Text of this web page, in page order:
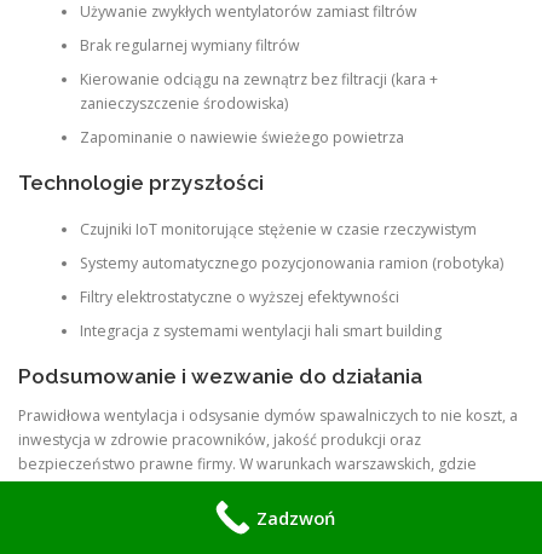
Używanie zwykłych wentylatorów zamiast filtrów
Brak regularnej wymiany filtrów
Kierowanie odciągu na zewnątrz bez filtracji (kara +
zanieczyszczenie środowiska)
Zapominanie o nawiewie świeżego powietrza
Technologie przyszłości
Czujniki IoT monitorujące stężenie w czasie rzeczywistym
Systemy automatycznego pozycjonowania ramion (robotyka)
Filtry elektrostatyczne o wyższej efektywności
Integracja z systemami wentylacji hali smart building
Podsumowanie i wezwanie do działania
Prawidłowa wentylacja i odsysanie dymów spawalniczych to nie koszt, a
inwestycja w zdrowie pracowników, jakość produkcji oraz
bezpieczeństwo prawne firmy. W warunkach warszawskich, gdzie
gęstość zabudowy i wymagania są szczególnie wysokie, nie warto
Zadzwoń